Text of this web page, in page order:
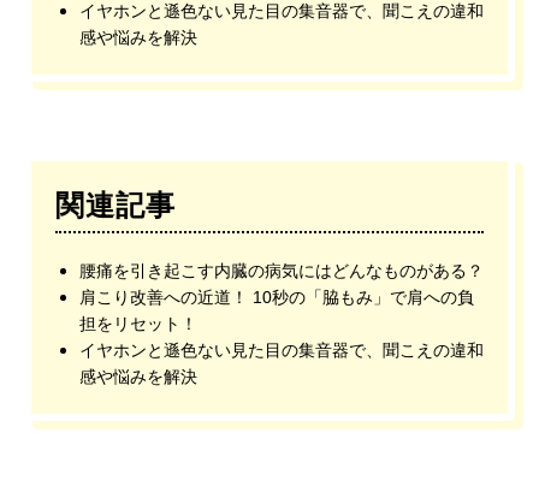
イヤホンと遜色ない見た目の集音器で、聞こえの違和
感や悩みを解決
関連記事
腰痛を引き起こす内臓の病気にはどんなものがある？
肩こり改善への近道！ 10秒の「脇もみ」で肩への負
担をリセット！
イヤホンと遜色ない見た目の集音器で、聞こえの違和
感や悩みを解決